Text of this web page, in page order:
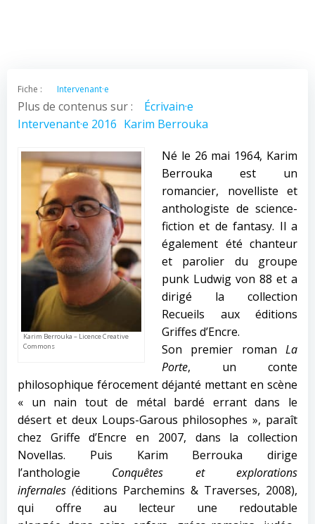
Fiche : Intervenant·e
Plus de contenus sur :
Écrivain·e
Intervenant·e 2016 Karim Berrouka
Karim Berrouka – Licence Creative
Commons
Né le 26 mai 1964, Karim
Berrouka est un
romancier, novelliste et
anthologiste de science-
fiction et de fantasy. Il a
également été chanteur
et parolier du groupe
punk Ludwig von 88 et a
dirigé la collection
Recueils aux éditions
Griffes d’Encre.
Son premier roman La
Porte, un conte
philosophique férocement déjanté mettant en scène
« un nain tout de métal bardé errant dans le
désert et deux Loups-Garous philosophes », paraît
chez Griffe d’Encre en 2007, dans la collection
Novellas. Puis Karim Berrouka dirige
l’anthologie Conquêtes et explorations
infernales (éditions Parchemins & Traverses, 2008),
qui offre au lecteur une redoutable